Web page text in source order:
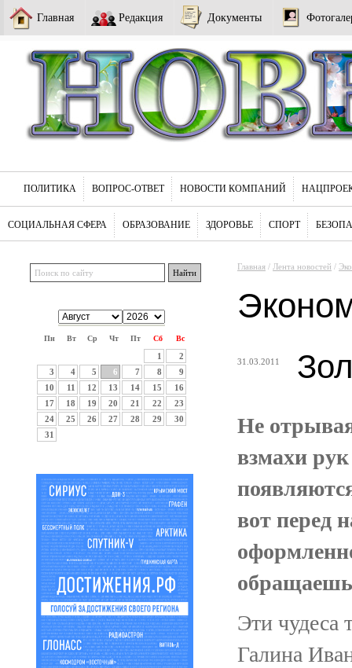
Главная Редакция Документы
ПОЛИТИКА ВОПРОС-ОТВЕТ НОВОСТИ КОМПАНИЙ
СОЦИАЛЬНАЯ СФЕРА ОБРАЗОВАНИЕ ЗДОРОВЬЕ СПОРТ
Пн Вт Ср Чт Пт Сб Вс
1
2
3
4 5 6 7 8
9
10
11 12 13 14 15
16
17
18 19 20 21 22
23
24
25 26 27 28 29
30
31
Главная / Лента новостей /
31.03.2011
Не
взмахи
вот перед
Эти чудеса
Галина